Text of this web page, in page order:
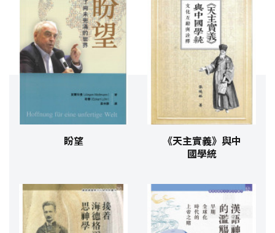
盼望
《天主實義》與中
國學統